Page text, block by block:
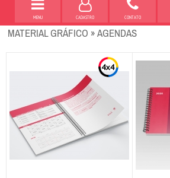
MENU CADASTRO CONTATO
MATERIAL GRÁFICO » AGENDAS